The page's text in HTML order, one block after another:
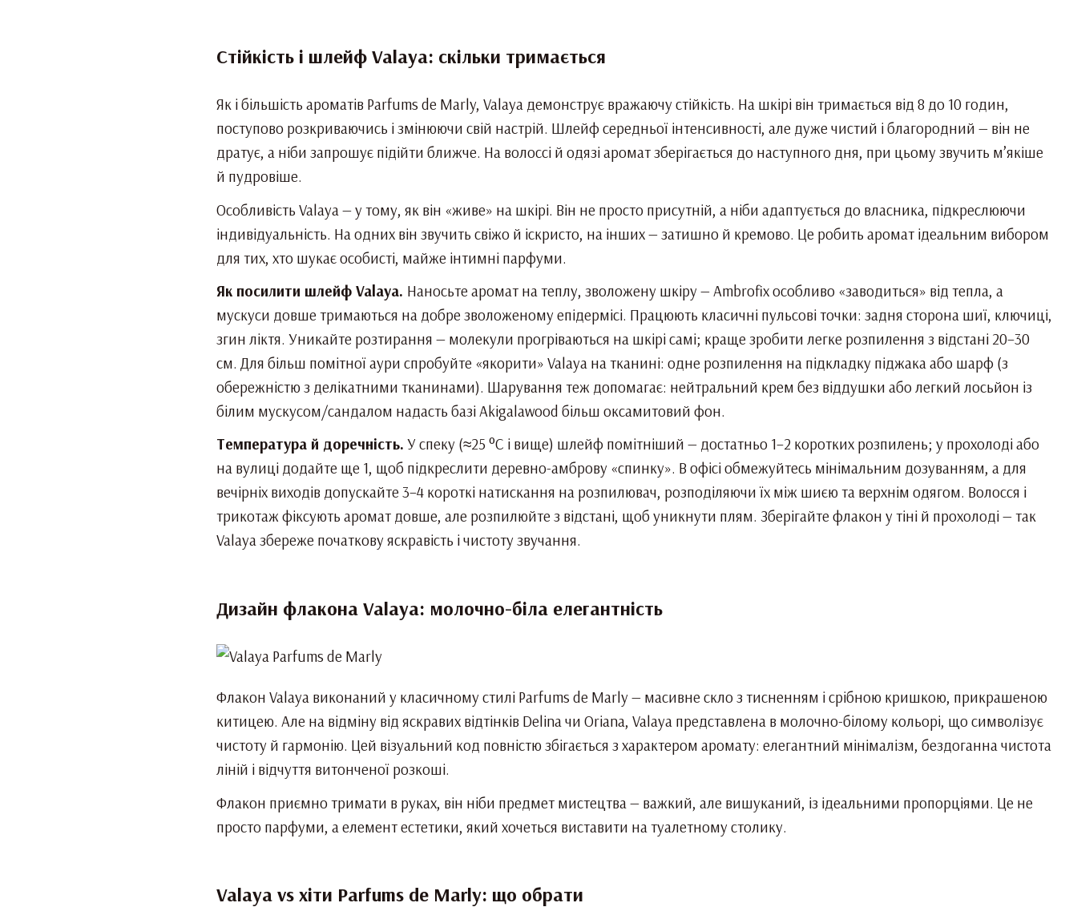
Стійкість і шлейф Valaya: скільки тримається
Як і більшість ароматів Parfums de Marly, Valaya демонструє вражаючу стійкість. На шкірі він тримається від 8 до 10 годин,
поступово розкриваючись і змінюючи свій настрій. Шлейф середньої інтенсивності, але дуже чистий і благородний — він не
дратує, а ніби запрошує підійти ближче. На волоссі й одязі аромат зберігається до наступного дня, при цьому звучить м’якіше
й пудровіше.
Особливість Valaya — у тому, як він «живе» на шкірі. Він не просто присутній, а ніби адаптується до власника, підкреслюючи
індивідуальність. На одних він звучить свіжо й іскристо, на інших — затишно й кремово. Це робить аромат ідеальним вибором
для тих, хто шукає особисті, майже інтимні парфуми.
Як посилити шлейф Valaya. Наносьте аромат на теплу, зволожену шкіру — Ambrofix особливо «заводиться» від тепла, а
мускуси довше тримаються на добре зволоженому епідермісі. Працюють класичні пульсові точки: задня сторона шиї, ключиці,
згин ліктя. Уникайте розтирання — молекули прогріваються на шкірі самі; краще зробити легке розпилення з відстані 20–30
см. Для більш помітної аури спробуйте «якорити» Valaya на тканині: одне розпилення на підкладку піджака або шарф (з
обережністю з делікатними тканинами). Шарування теж допомагає: нейтральний крем без віддушки або легкий лосьйон із
білим мускусом/сандалом надасть базі Akigalawood більш оксамитовий фон.
Температура й доречність. У спеку (≈25 °C і вище) шлейф помітніший — достатньо 1–2 коротких розпилень; у прохолоді або
на вулиці додайте ще 1, щоб підкреслити деревно-амброву «спинку». В офісі обмежуйтесь мінімальним дозуванням, а для
вечірніх виходів допускайте 3–4 короткі натискання на розпилювач, розподіляючи їх між шиєю та верхнім одягом. Волосся і
трикотаж фіксують аромат довше, але розпилюйте з відстані, щоб уникнути плям. Зберігайте флакон у тіні й прохолоді — так
Valaya збереже початкову яскравість і чистоту звучання.
Дизайн флакона Valaya: молочно-біла елегантність
Флакон Valaya виконаний у класичному стилі Parfums de Marly — масивне скло з тисненням і срібною кришкою, прикрашеною
китицею. Але на відміну від яскравих відтінків Delina чи Oriana, Valaya представлена в молочно-білому кольорі, що символізує
чистоту й гармонію. Цей візуальний код повністю збігається з характером аромату: елегантний мінімалізм, бездоганна чистота
ліній і відчуття витонченої розкоші.
Флакон приємно тримати в руках, він ніби предмет мистецтва — важкий, але вишуканий, із ідеальними пропорціями. Це не
просто парфуми, а елемент естетики, який хочеться виставити на туалетному столику.
Valaya vs хіти Parfums de Marly: що обрати